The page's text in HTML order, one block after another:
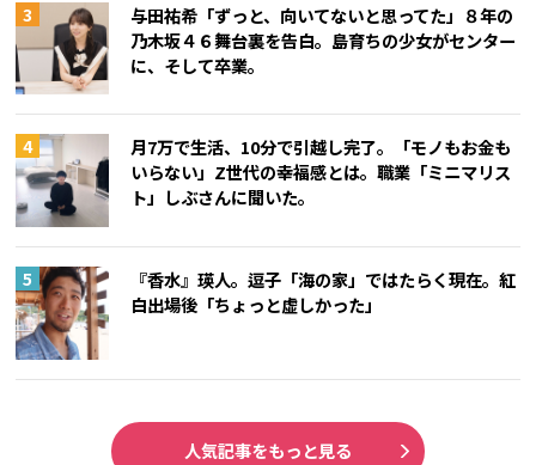
与田祐希「ずっと、向いてないと思ってた」８年の
乃木坂４６舞台裏を告白。島育ちの少女がセンター
に、そして卒業。
月7万で生活、10分で引越し完了。「モノもお金も
いらない」Z世代の幸福感とは。職業「ミニマリス
ト」しぶさんに聞いた。
『香水』瑛人。逗子「海の家」ではたらく現在。紅
白出場後「ちょっと虚しかった」
人気記事をもっと見る